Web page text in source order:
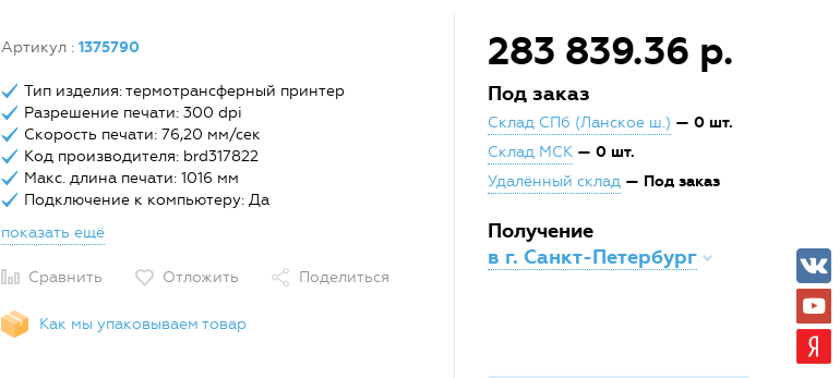
Артикул : 1375790
Тип изделия: термотрансферный принтер
Разрешение печати: 300 dpi
Скорость печати: 76,20 мм/сек
Код производителя: brd317822
Макс. длина печати: 1016 мм
Подключение к компьютеру: Да
показать ещё
Сравнить Отложить Поделиться
Как мы упаковываем товар
283 839.36 р.
Под заказ
Склад СПб (Ланское ш.) — 0 шт.
Склад МСК — 0 шт.
Удалённый склад — Под заказ
Получение
в г. Санкт-Петербург